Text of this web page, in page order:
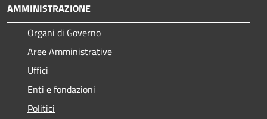
AMMINISTRAZIONE
Organi di Governo
Aree Amministrative
Uffici
Enti e fondazioni
Politici